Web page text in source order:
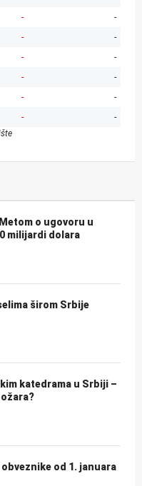
-
-
-
-
-
-
-
-
-
-
- -
o ugovoru u
milijardi dolara
širom Srbije
katedrama u Srbiji –
od 1. januara